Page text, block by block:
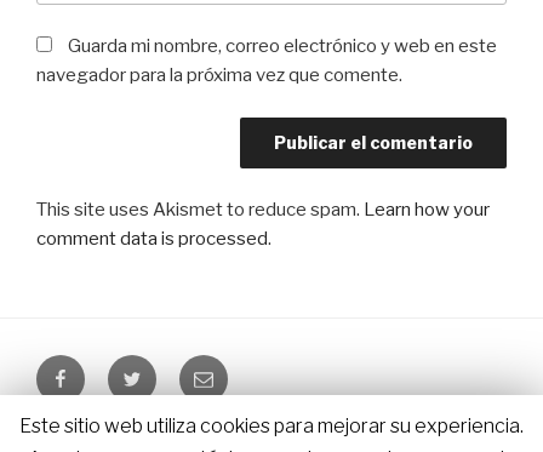
Guarda mi nombre, correo electrónico y web en este
navegador para la próxima vez que comente.
This site uses Akismet to reduce spam. Learn how your
comment data is processed.
FacebookTwitter Email
LosIndianos.info – © since 2010 – 2026 | Aviso Legal
Este sitio web utiliza cookies para mejorar su experiencia.